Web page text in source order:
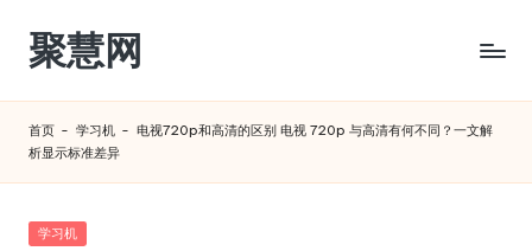
Skip
content
聚慧网
首页 - 学习机 - 电视720p和高清的区别 电视 720p 与高清有何不同？一文解
析显示标准差异​
Posted
学习机